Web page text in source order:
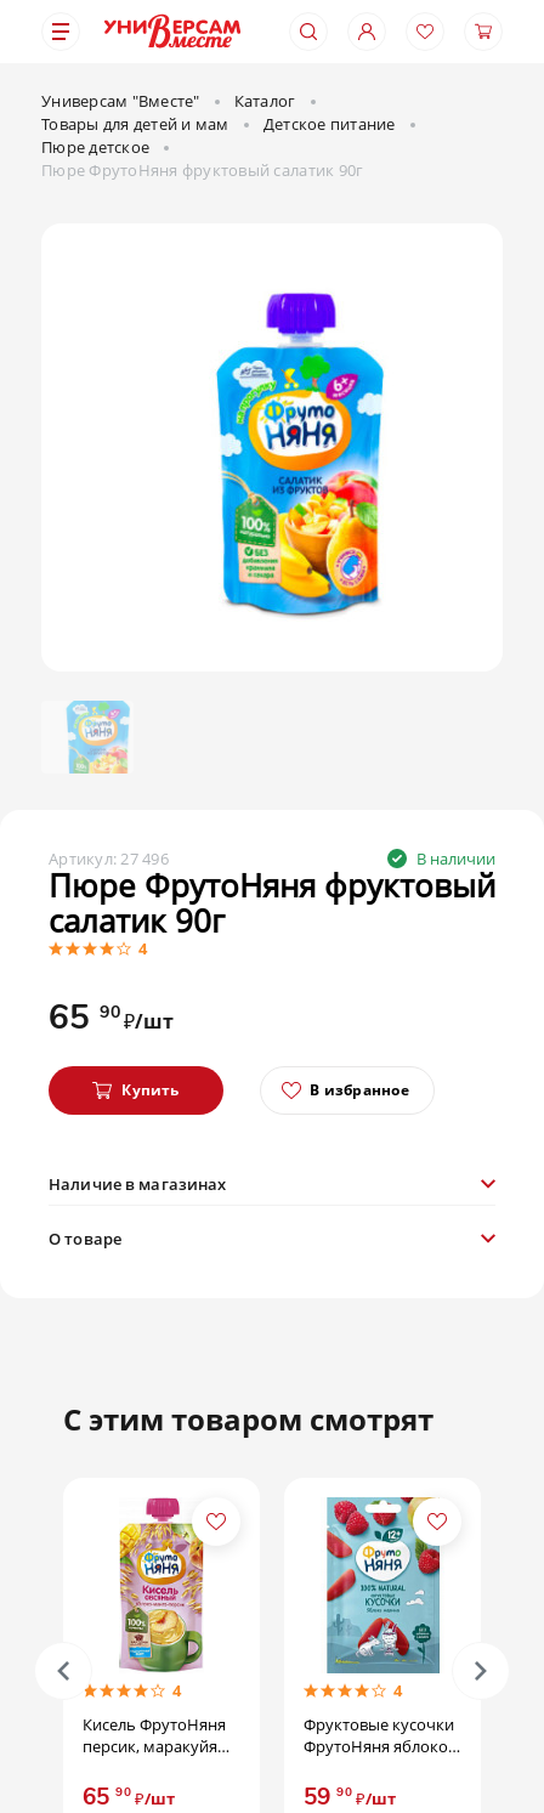
Универсам "Вместе"
Каталог
Товары для детей и мам
Детское питание
Пюре детское
Пюре ФрутоНяня фруктовый салатик 90г
Артикул:27 496 В наличии
Пюре ФрутоНяня фруктовый
салатик 90г
4
65 90₽/шт
Купить В избранное
Наличие в магазинах
О товаре
С этим товаром смотрят
4
Кисель ФрутоНяня
персик, маракуйя
₽/шт
4
Фруктовые кусочки
ФрутоНяня яблоко,
₽/шт
клюква,